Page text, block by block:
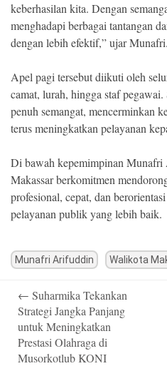
keberhasilan kita. Dengan
menghadapi berbagai tantangan
dengan lebih efektif,” ujar Munafri.
Apel pagi tersebut diikuti oleh
camat, lurah, hingga staf
penuh semangat, mencerminkan
terus meningkatkan pelayanan
Di bawah kepemimpinan
Makassar berkomitmen
profesional, cepat, dan
pelayanan publik yang lebih baik.
Munafri Arifuddin Walikota
navigation
← Suharmika Tekankan
Strategi Jangka Panjang
untuk Meningkatkan
Prestasi Olahraga di
Musorkotlub KONI